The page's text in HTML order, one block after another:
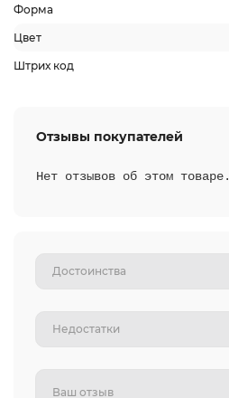
Форма
Цвет
Штрих код
Отзывы покупателей
Нет отзывов об этом товаре.